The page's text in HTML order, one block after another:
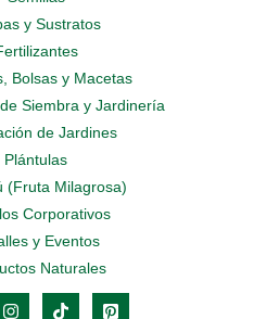
y Sustratos
Bolsas y Macetas
Siembra y Jardinería
de Jardines
Plántulas
(Fruta Milagrosa)
Corporativos
y Eventos
Naturales